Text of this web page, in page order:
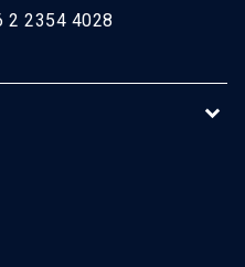
2 2354 4028